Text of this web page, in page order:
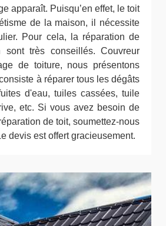
apparaît. Puisqu’en effet, le toit
de la maison, il nécessite
Pour cela, la réparation de
sont très conseillés. Couvreur
de toiture, nous présentons
à réparer tous les dégâts
d'eau, tuiles cassées, tuile
etc. Si vous avez besoin de
de toit, soumettez-nous
devis est offert gracieusement.